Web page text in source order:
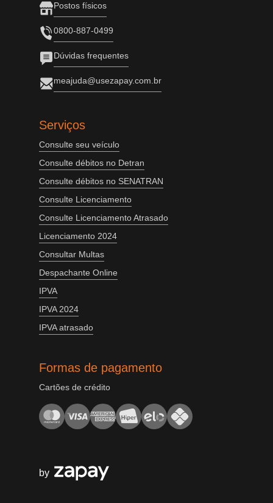
Postos físicos
0800-887-0499
Dúvidas frequentes
meajuda@usezapay.com.br
Serviços
Consulte seu veículo
Consulte débitos no Detran
Consulte débitos no SENATRAN
Consulte Licenciamento
Consulte Licenciamento Atrasado
Licenciamento 2024
Consultar Multas
Despachante Online
IPVA
IPVA 2024
IPVA atrasado
Formas de pagamento
Cartões de crédito
by